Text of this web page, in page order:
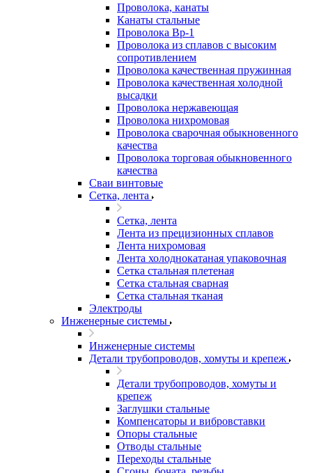
Проволока, канаты
Канаты стальные
Проволока Вр-1
Проволока из сплавов с высоким
сопротивлением
Проволока качественная пружинная
Проволока качественная холодной
высадки
Проволока нержавеющая
Проволока нихромовая
Проволока сварочная обыкновенного
качества
Проволока торговая обыкновенного
качества
Сваи винтовые
Сетка, лента
Сетка, лента
Лента из прецизионных сплавов
Лента нихромовая
Лента холоднокатаная упаковочная
Сетка стальная плетеная
Сетка стальная сварная
Сетка стальная тканая
Электроды
Инженерные системы
Инженерные системы
Детали трубопроводов, хомуты и крепеж
Детали трубопроводов, хомуты и
крепеж
Заглушки стальные
Компенсаторы и вибровставки
Опоры стальные
Отводы стальные
Переходы стальные